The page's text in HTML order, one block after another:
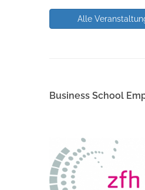
Alle
Business School